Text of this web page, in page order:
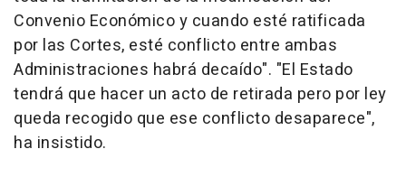
Convenio Económico y cuando esté ratificada
por las Cortes, esté conflicto entre ambas
Administraciones habrá decaído". "El Estado
tendrá que hacer un acto de retirada pero por ley
queda recogido que ese conflicto desaparece",
ha insistido.